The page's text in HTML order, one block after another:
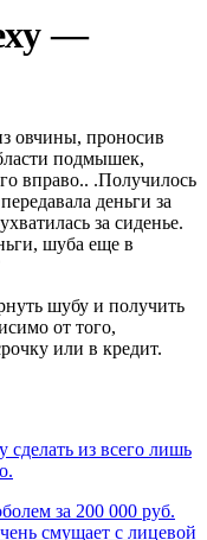
—
овчины, проносив
подмышек,
вправо.. .Получилось
деньги за
за сиденье.
шуба еще в
шубу и получить
от того,
или в кредит.
сделать из всего лишь
за 200 000 руб.
смущает с лицевой